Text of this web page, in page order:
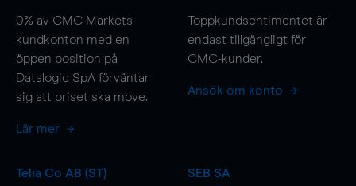
0% av CMC Markets
kundkonton med en
öppen position på
Datalogic SpA förväntar
sig att priset ska move.
Lär mer
Toppkundsentimentet är
endast tillgängligt för
CMC-kunder.
Ansök om konto
Telia Co AB (ST)
SEB SA